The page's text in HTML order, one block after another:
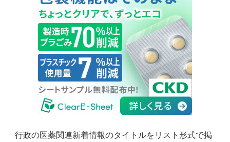
行政の医薬関連新着情報のタイトルをリスト形式で掲